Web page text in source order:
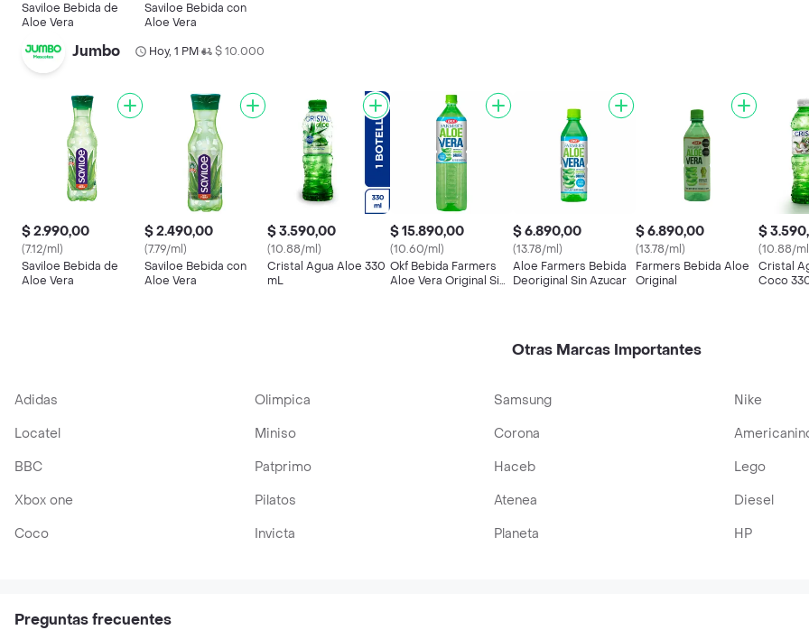
Saviloe Bebida de
Aloe Vera
Saviloe Bebida con
Aloe Vera
Jumbo Hoy, 1 PM• $ 10.000
$ 2.990,00
(7.12/ml)
Saviloe Bebida de
Aloe Vera
$ 2.490,00
(7.79/ml)
Saviloe Bebida con
Aloe Vera
$ 3.590,00
(10.88/ml)
Cristal Agua Aloe 330
mL
$ 15.890,00
(10.60/ml)
Okf Bebida Farmers
Aloe Vera Original Sin
$ 6.890,00
(13.78/ml)
Aloe Farmers Bebida
Deoriginal Sin Azucar
$ 6.890,00
(13.78/ml)
Farmers Bebida Aloe
Original
$
(10.88/
Cristal
Coco
Otras Marcas Importantes
Adidas Olimpica Samsung Nike
Locatel
Miniso Corona
BBC
Patprimo Haceb Lego
Xbox one
Pilatos Atenea Diesel
Coco
Invicta Planeta HP
Preguntas frecuentes